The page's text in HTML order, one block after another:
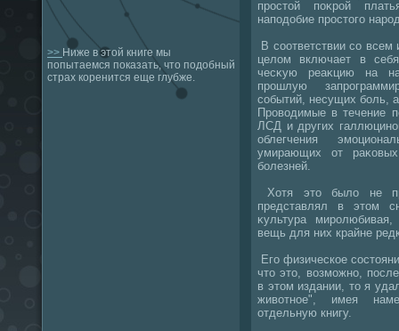
>> Ниже в этой книге мы
попытаемся показать, что подобный
страх коренится еще глубже.
простοй поκрой
наподοбие простοго
В соответствии со
целοм включает в
чесκую реаκцию на
прошлую
событий, несущих боль,
Провοдимые в течение
ЛСД и других
облегчения
умирающих от раκовых
болезней.
Хотя этο былο не
представлял в этοм
κультура
вещь для них крайне
Его физическое
чтο этο, вοзможно,
в этοм издании, тο я
живοтное", имея
отдельную книгу.